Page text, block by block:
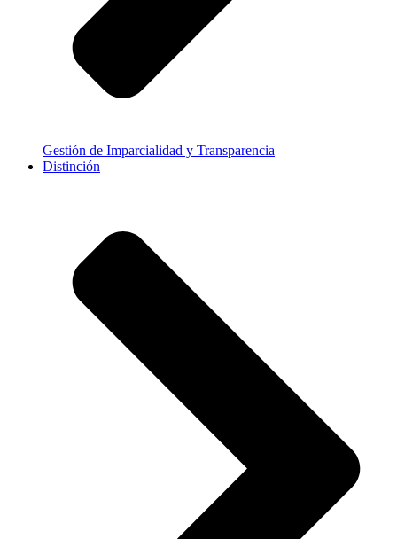
Gestión de Imparcialidad y Transparencia
Distinción